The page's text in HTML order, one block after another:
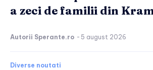
a zeci de familii din
Autorii Sperante.ro - 5 august 2026
Diverse noutati